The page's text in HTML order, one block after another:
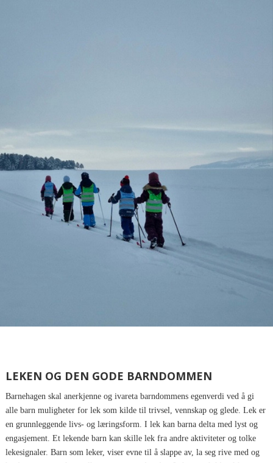
LEKEN OG DEN GODE BARNDOMMEN
Barnehagen skal anerkjenne og ivareta barndommens egenverdi ved å gi
alle barn muligheter for lek som kilde til trivsel, vennskap og glede. Lek er
en grunnleggende livs- og læringsform. I lek kan barna delta med lyst og
engasjement. Et lekende barn kan skille lek fra andre aktiviteter og tolke
lekesignaler. Barn som leker, viser evne til å slappe av, la seg rive med og